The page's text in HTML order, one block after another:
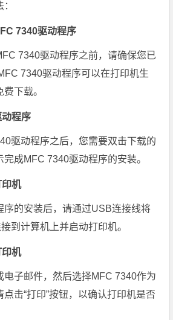
7340驱动程序
7340驱动程序之前，请确保您已
7340驱动程序可以在打印机生
下载。
程序
驱动程序之后，您需要双击下载的
成MFC 7340驱动程序的安装。
印机
序的安装后，请通过USB连接线将
到计算机上并启动打印机。
印机
电子邮件，然后选择MFC 7340作为
击“打印”按钮，以确认打印机是否